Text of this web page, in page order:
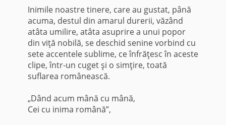
Inimile noastre tinere, care au gustat, până
acuma, destul din amarul durerii, văzând
atâta umilire, atâta asuprire a unui popor
din viţă nobilă, se deschid senine vorbind cu
sete accentele sublime, ce înfrăţesc în aceste
clipe, într-un cuget şi o simţire, toată
suflarea românească.
„Dând acum mână cu mână,
Cei cu inima română”,